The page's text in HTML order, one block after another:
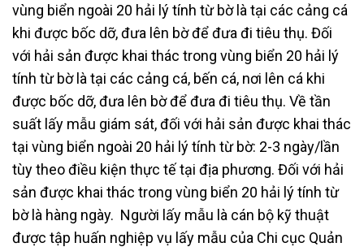
vùng biển ngoài 20 hải lý tính từ bờ là tại các cảng cá
khi được bốc dỡ, đưa lên bờ để đưa đi tiêu thụ. Đối
với hải sản được khai thác trong vùng biển 20 hải lý
tính từ bờ là tại các cảng cá, bến cá, nơi lên cá khi
được bốc dỡ, đưa lên bờ để đưa đi tiêu thụ. Về tần
suất lấy mẫu giám sát, đối với hải sản được khai thác
tại vùng biển ngoài 20 hải lý tính từ bờ: 2-3 ngày/lần
tùy theo điều kiện thực tế tại địa phương. Đối với hải
sản được khai thác trong vùng biển 20 hải lý tính từ
bờ là hàng ngày. Người lấy mẫu là cán bộ kỹ thuật
được tập huấn nghiệp vụ lấy mẫu của Chi cục Quản